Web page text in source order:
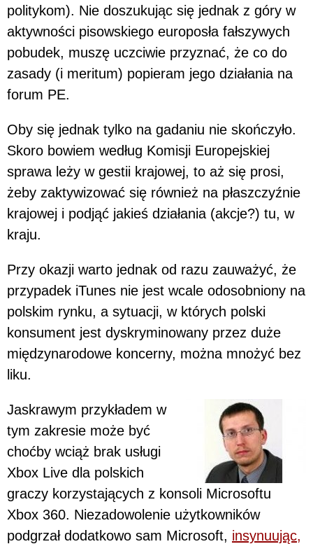
politykom). Nie doszukując się jednak z góry w
aktywności pisowskiego europosła fałszywych
pobudek, muszę uczciwie przyznać, że co do
zasady (i meritum) popieram jego działania na
forum PE.
Oby się jednak tylko na gadaniu nie skończyło.
Skoro bowiem według Komisji Europejskiej
sprawa leży w gestii krajowej, to aż się prosi,
żeby zaktywizować się również na płaszczyźnie
krajowej i podjąć jakieś działania (akcje?) tu, w
kraju.
Przy okazji warto jednak od razu zauważyć, że
przypadek iTunes nie jest wcale odosobniony na
polskim rynku, a sytuacji, w których polski
konsument jest dyskryminowany przez duże
międzynarodowe koncerny, można mnożyć bez
liku.
Jaskrawym przykładem w
tym zakresie może być
choćby wciąż brak usługi
Xbox Live dla polskich
graczy korzystających z konsoli Microsoftu
Xbox 360. Niezadowolenie użytkowników
podgrzał dodatkowo sam Microsoft, insynuując,